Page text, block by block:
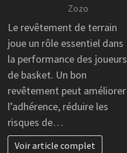
Zozo
Le revêtement de terrain
joue un rôle essentiel dans
la performance des joueurs
de basket. Un bon
revêtement peut améliorer
l’adhérence, réduire les
risques de…
Voir article complet